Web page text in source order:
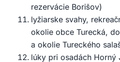
rezervácie Borišov)
lyžiarske svahy,
okolie obce Turecká,
a okolie Tureckého
lúky pri osadách Horný